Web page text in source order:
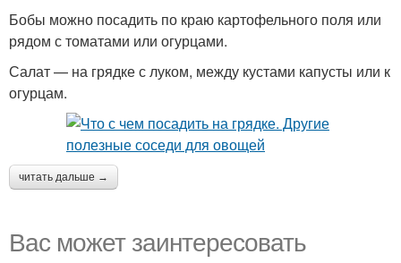
Бобы можно посадить по краю картофельного поля или
рядом с томатами или огурцами.
Салат — на грядке с луком, между кустами капусты или к
огурцам.
читать дальше →
Вас может заинтересовать